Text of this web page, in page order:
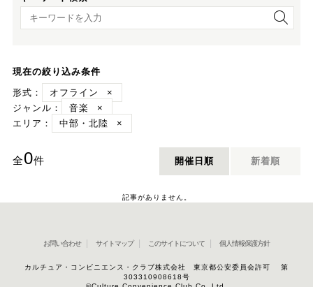
キーワード検索
現在の絞り込み条件
形式：
オフライン
×
ジャンル：
音楽
×
エリア：
中部・北陸 ×
全0件 開催日順 新着順
記事がありません。
お問い合わせ サイトマップ このサイトについて 個人情報保護方針
カルチュア・コンビニエンス・クラブ株式会社 東京都公安委員会許可 第
303310908618号